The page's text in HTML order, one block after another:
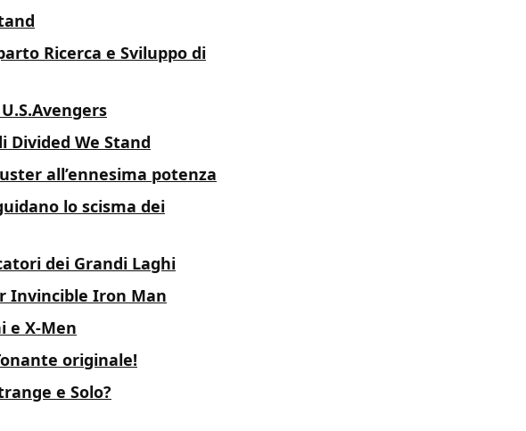
Ricerca e Sviluppo di
Divided We Stand
all’ennesima potenza
lo scisma dei
dei Grandi Laghi
Invincible Iron Man
e X-Men
originale!
e Solo?